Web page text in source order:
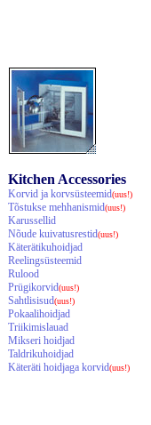
Kitchen Accessories
Korvid ja korvsüsteemid(uus!)
Tõstukse mehhanismid(uus!)
Karussellid
Nõude kuivatusrestid(uus!)
Käterätikuhoidjad
Reelingsüsteemid
Rulood
Prügikorvid(uus!)
Sahtlisisud(uus!)
Pokaalihoidjad
Triikimislauad
Mikseri hoidjad
Taldrikuhoidjad
Käteräti hoidjaga korvid(uus!)